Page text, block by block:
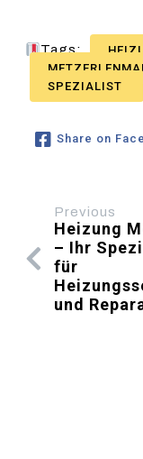
Tags:
SPEZIALIST
Share on
Previous
Heizung
– Ihr
für
und